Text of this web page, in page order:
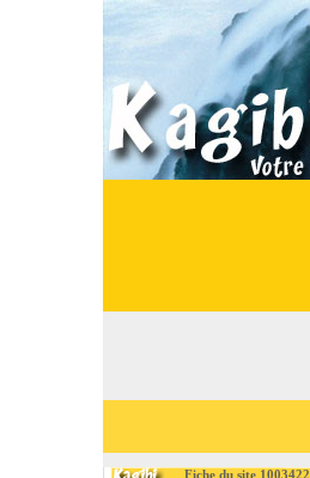
Fiche du site 1003422